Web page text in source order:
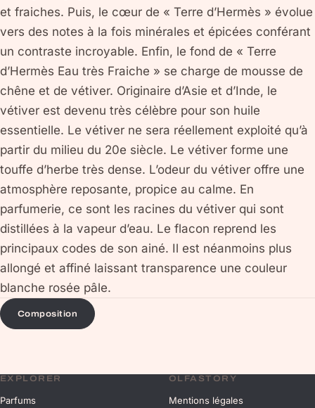
et fraiches. Puis, le cœur de « Terre d’Hermès » évolue
vers des notes à la fois minérales et épicées conférant
un contraste incroyable. Enfin, le fond de « Terre
d’Hermès Eau très Fraiche » se charge de mousse de
chêne et de vétiver. Originaire d’Asie et d’Inde, le
vétiver est devenu très célèbre pour son huile
essentielle. Le vétiver ne sera réellement exploité qu’à
partir du milieu du 20e siècle. Le vétiver forme une
touffe d’herbe très dense. L’odeur du vétiver offre une
atmosphère reposante, propice au calme. En
parfumerie, ce sont les racines du vétiver qui sont
distillées à la vapeur d’eau. Le flacon reprend les
principaux codes de son ainé. Il est néanmoins plus
allongé et affiné laissant transparence une couleur
blanche rosée pâle.
Composition
EXPLORER
Parfums
OLFASTORY
Mentions légales